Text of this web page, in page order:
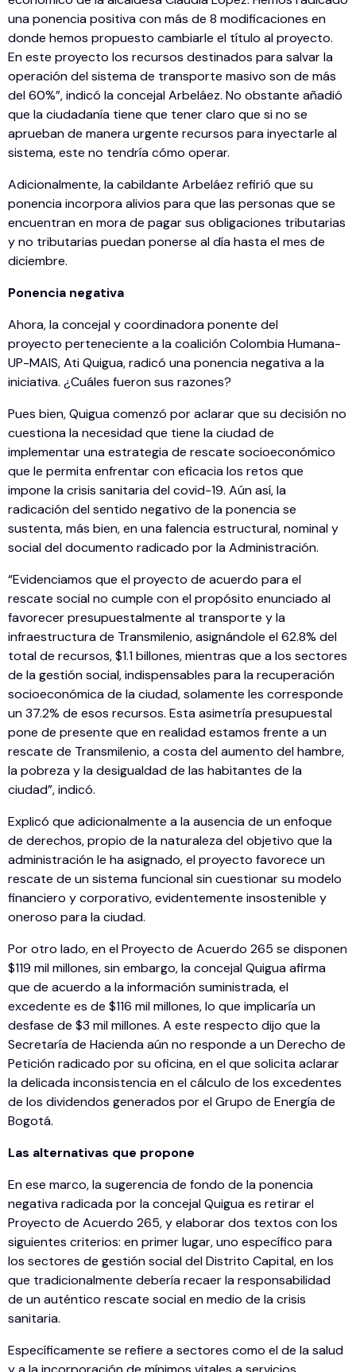
una ponencia positiva con más de 8 modificaciones en
donde hemos propuesto cambiarle el título al proyecto.
En este proyecto los recursos destinados para salvar la
operación del sistema de transporte masivo son de más
del 60%”, indicó la concejal Arbeláez. No obstante añadió
que la ciudadanía tiene que tener claro que si no se
aprueban de manera urgente recursos para inyectarle al
sistema, este no tendría cómo operar.
Adicionalmente, la cabildante Arbeláez refirió que su
ponencia incorpora alivios para que las personas que se
encuentran en mora de pagar sus obligaciones tributarias
y no tributarias puedan ponerse al día hasta el mes de
diciembre.
Ponencia negativa
Ahora, la concejal y coordinadora ponente del
proyecto perteneciente a la coalición Colombia Humana-
UP-MAIS, Ati Quigua, radicó una ponencia negativa a la
iniciativa. ¿Cuáles fueron sus razones?
Pues bien, Quigua comenzó por aclarar que su decisión no
cuestiona la necesidad que tiene la ciudad de
implementar una estrategia de rescate socioeconómico
que le permita enfrentar con eficacia los retos que
impone la crisis sanitaria del covid-19. Aún así, la
radicación del sentido negativo de la ponencia se
sustenta, más bien, en una falencia estructural, nominal y
social del documento radicado por la Administración.
“Evidenciamos que el proyecto de acuerdo para el
rescate social no cumple con el propósito enunciado al
favorecer presupuestalmente al transporte y la
infraestructura de Transmilenio, asignándole el 62.8% del
total de recursos, $1.1 billones, mientras que a los sectores
de la gestión social, indispensables para la recuperación
socioeconómica de la ciudad, solamente les corresponde
un 37.2% de esos recursos. Esta asimetría presupuestal
pone de presente que en realidad estamos frente a un
rescate de Transmilenio, a costa del aumento del hambre,
la pobreza y la desigualdad de las habitantes de la
ciudad”, indicó.
Explicó que adicionalmente a la ausencia de un enfoque
de derechos, propio de la naturaleza del objetivo que la
administración le ha asignado, el proyecto favorece un
rescate de un sistema funcional sin cuestionar su modelo
financiero y corporativo, evidentemente insostenible y
oneroso para la ciudad.
Por otro lado, en el Proyecto de Acuerdo 265 se disponen
$119 mil millones, sin embargo, la concejal Quigua afirma
que de acuerdo a la información suministrada, el
excedente es de $116 mil millones, lo que implicaría un
desfase de $3 mil millones. A este respecto dijo que la
Secretaría de Hacienda aún no responde a un Derecho de
Petición radicado por su oficina, en el que solicita aclarar
la delicada inconsistencia en el cálculo de los excedentes
de los dividendos generados por el Grupo de Energía de
Bogotá.
Las alternativas que propone
En ese marco, la sugerencia de fondo de la ponencia
negativa radicada por la concejal Quigua es retirar el
Proyecto de Acuerdo 265, y elaborar dos textos con los
siguientes criterios: en primer lugar, uno específico para
los sectores de gestión social del Distrito Capital, en los
que tradicionalmente debería recaer la responsabilidad
de un auténtico rescate social en medio de la crisis
sanitaria.
Específicamente se refiere a sectores como el de la salud